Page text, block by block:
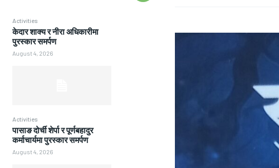
Activities
केदार शाक्य र नीरा अधिकारीमा
पुरस्कार समर्पण
August 4, 2026
Activities
पासाङ दोर्ची शेर्पा र पूर्णबहादुर
कर्माचार्यमा पुरस्कार समर्पण
August 4, 2026